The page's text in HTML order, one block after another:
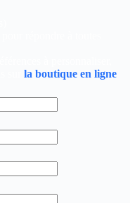
la boutique en ligne